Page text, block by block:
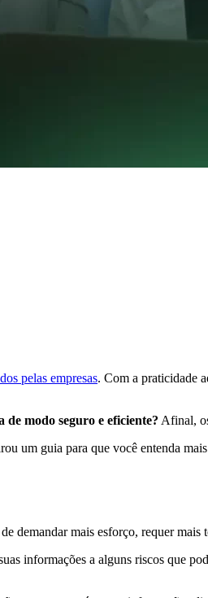
pelas empresas. Com a praticidade
de modo seguro e eficiente? Afinal,
um guia para que você entenda
demandar mais esforço, requer mais
informações a alguns riscos que